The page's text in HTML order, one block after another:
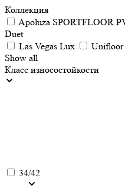
Коллекция
Apoluza SPORTFLOOR
Duet
Las Vegas Lux
Unifloor
Show all
Класс износостойкости
34/42